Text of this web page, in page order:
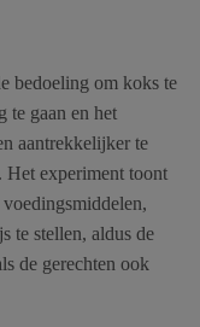
bedoeling om koks te
te gaan en het
aantrekkelijker te
Het experiment toont
te stellen, aldus de
de gerechten ook